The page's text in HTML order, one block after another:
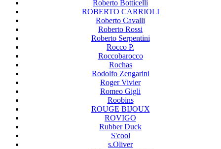
Roberto Botticelli
ROBERTO CARRIOLI
Roberto Cavalli
Roberto Rossi
Roberto Serpentini
Rocco P.
Roccobarocco
Rochas
Rodolfo Zengarini
Roger Vivier
Romeo Gigli
Roobins
ROUGE BIJOUX
ROVIGO
Rubber Duck
S'cool
s.Oliver